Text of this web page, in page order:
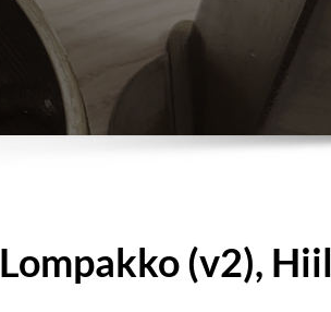
Lompakko (v2),